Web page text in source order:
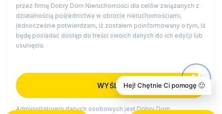
przez firmę Dobry Dom Nieruchomości dla celów związanych z
działalnością pośrednictwa w obrocie nieruchomościami,
jednocześnie potwierdzam, iż zostałem poinformowany o tym, iż
będę posiadać dostęp do treści swoich danych do ich edycji lub
usunięcia.
Administratorem danych osobowych jest Dobry Dom
Hej! Chętnie Ci pomogę 🙂